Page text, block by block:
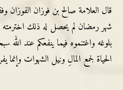
قال العلامة صالح بن فوزان الفوزان
شهر رمضان لم يحصل له ذلك اخترمته
بلوغه واغتنموه فيما ينفعكم عند الله
الحياة لجمع المالِ ونيل الشهوات